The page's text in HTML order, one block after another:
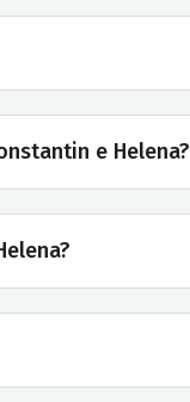
e Helena?